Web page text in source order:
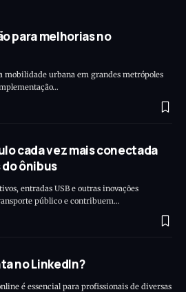
para melhorias no
mobilidade urbana em grandes metrópoles
cada vez mais conectada
do ônibus
entradas USB e outras inovações
público e contribuem…
no LinkedIn?
é essencial para profissionais de diversas